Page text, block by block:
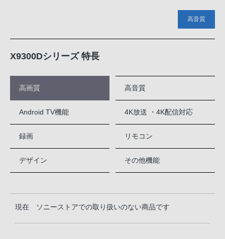
高音質
X9300Dシリーズ 特長
高画質 高音質
Android TV機能 4K放送 ・4K配信対応
録画 リモコン
デザイン その他機能
現在 ソニーストアでの取り扱いのない商品です